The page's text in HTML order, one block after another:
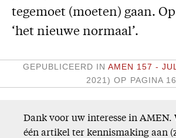
tegemoet (moeten) gaan.
‘het nieuwe normaal’.
GEPUBLICEERD IN AMEN 157 -
2021) OP PAGINA 16
Dank voor uw interesse in AMEN.
één artikel ter kennismaking aan